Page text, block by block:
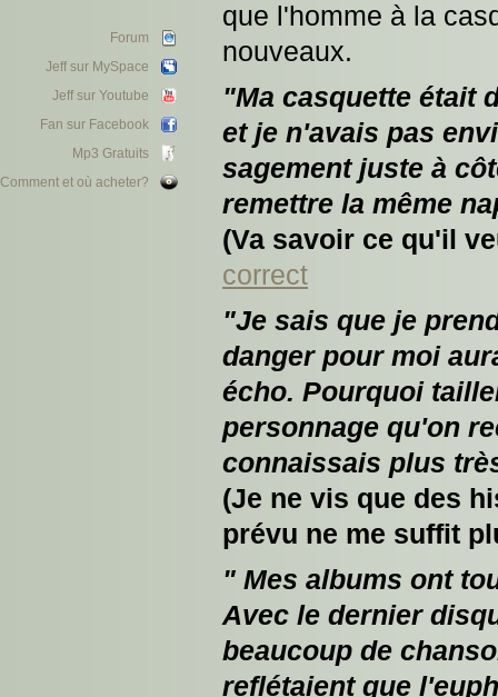
Forum
Jeff sur MySpace
Jeff sur Youtube
Fan sur Facebook
Mp3 Gratuits
Comment et où acheter?
que l'homme à la
nouveaux.
"Ma casquette était
et je n'avais pas
sagement juste à
remettre la même
(Va savoir ce qu'il
correct
"Je sais que je
danger pour moi
écho. Pourquoi
personnage qu'on
connaissais plus
(Je ne vis que des
prévu ne me suffit
" Mes albums ont
Avec le dernier
beaucoup de
reflétaient que